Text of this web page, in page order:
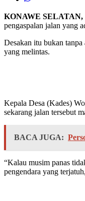
KONAWE
pengaspalan jalan yang
Desakan itu bukan
yang melintas.
Kepala Desa (Kades)
sekarang jalan tersebut
BACA JUGA:
“Kalau musim panas
pengendara yang